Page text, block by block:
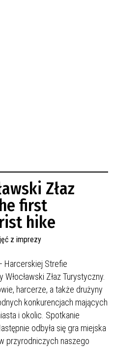
Złaz
first
hike
Harcerskiej Strefie
Złaz Turystyczny.
harcerze, a także drużyny
konkurencjach mających
i okolic. Spotkanie
odbyła się gra miejska
przyrodniczych naszego